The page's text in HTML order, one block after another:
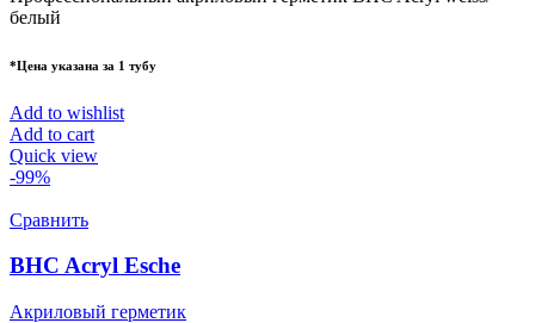
белый
*Цена указана за 1 тубу
Add to wishlist
Add to cart
Quick view
-99%
Сравнить
BHC Acryl Esche
Акриловый герметик